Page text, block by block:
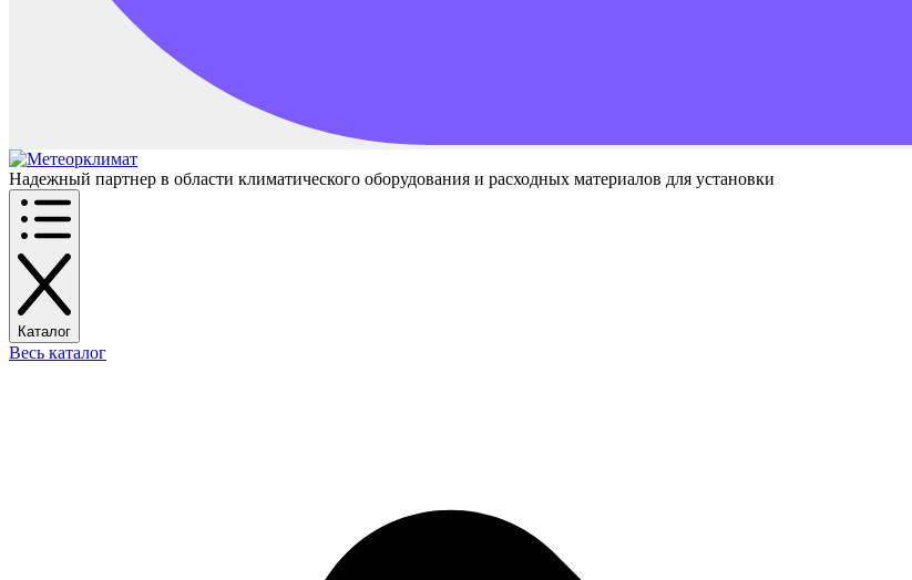
Надежный партнер в области климатического оборудования и расходных материалов для установки
Каталог
Весь каталог